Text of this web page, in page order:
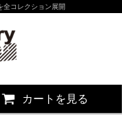
コレクション展開
カートを見る